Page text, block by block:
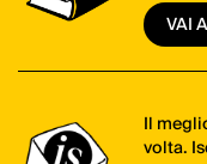
VAI
Il
volta.